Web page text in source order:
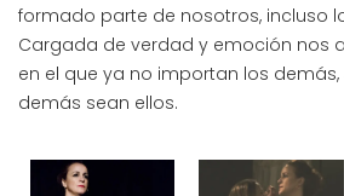
formado parte de nosotros, incluso
Cargada de verdad y emoción nos
en el que ya no importan los
demás sean ellos.